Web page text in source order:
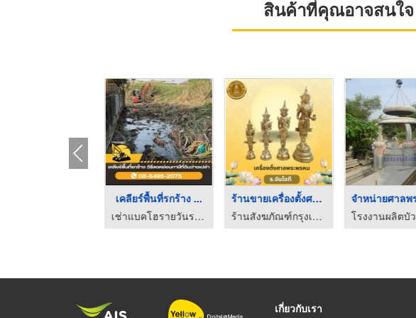
สินค้าที่คุณอาจสนใจ
เคลียร์พื้นที่รกร้าง ...
เช่าแบคโฮรายวันรายเดือน รับเหมารื้อถอน
ร้านขายเครื่องตั้งศา ...
ร้านสังฆภัณฑ์กรุงเทพ - ธรรมประทีป
เกี่ยวกับเรา